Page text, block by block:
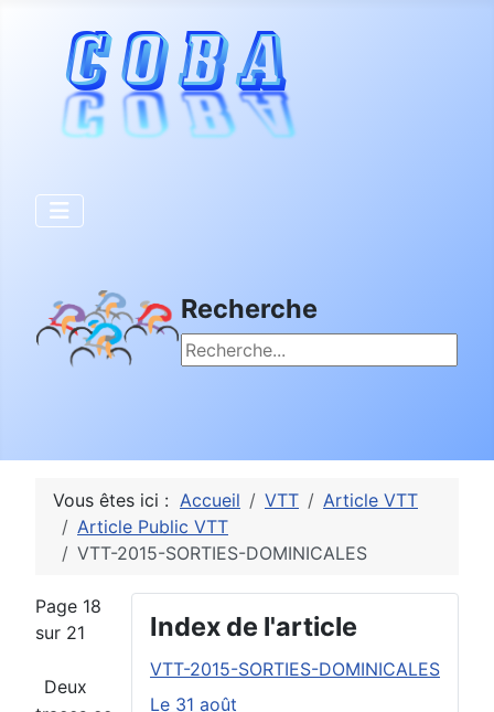
Recherche
Rechercher
Vous êtes ici : Accueil VTT
Article VTT
Article Public VTT
VTT-2015-SORTIES-DOMINICALES
Index de l'article
VTT-2015-SORTIES-DOMINICALES
Le 31 août
Page 18
sur 21
Deux